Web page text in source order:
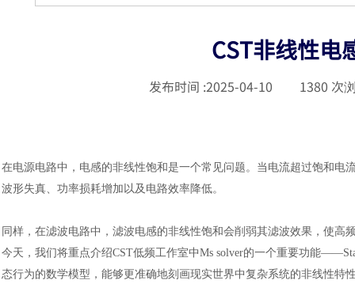
CST非线性电
发布时间 :2025-04-10 1380 次
在电源电路中，电感的非线性饱和是一个常见问题。当电流超过饱和
波形失真、功率损耗增加以及电路效率降低。
同样，在滤波电路中，滤波电感的非线性饱和会削弱其滤波效果，使高
今天，我们将重点介绍CST低频工作室中Ms solver的一个重要功能
态行为的数学模型，能够更准确地刻画现实世界中复杂系统的非线性特